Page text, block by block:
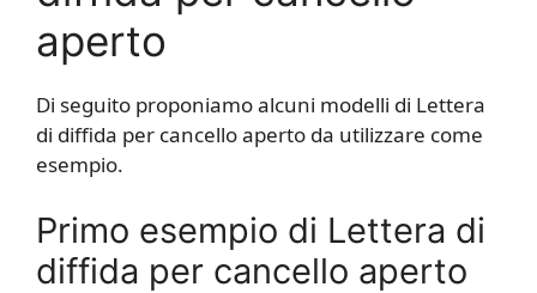
aperto
Di seguito proponiamo alcuni modelli di Lettera
di diffida per cancello aperto da utilizzare come
esempio.
Primo esempio di Lettera di
diffida per cancello aperto